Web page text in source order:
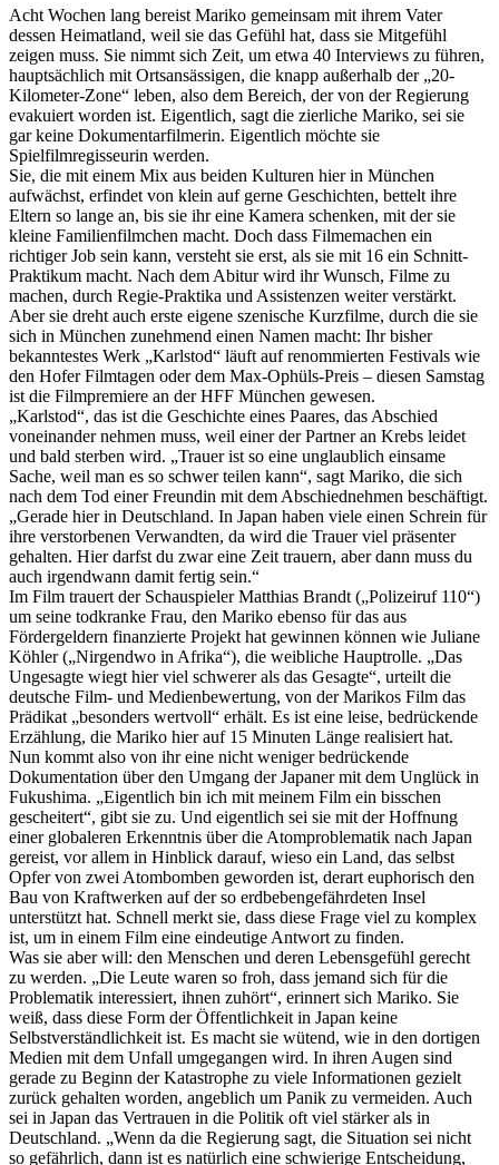
Acht Wochen lang bereist Mariko gemeinsam mit ihrem Vater
dessen Heimatland, weil sie das Gefühl hat, dass sie Mitgefühl
zeigen muss. Sie nimmt sich Zeit, um etwa 40 Interviews zu führen,
hauptsächlich mit Ortsansässigen, die knapp außerhalb der „20-
Kilometer-Zone“ leben, also dem Bereich, der von der Regierung
evakuiert worden ist. Eigentlich, sagt die zierliche Mariko, sei sie
gar keine Dokumentarfilmerin. Eigentlich möchte sie
Spielfilmregisseurin werden.
Sie, die mit einem Mix aus beiden Kulturen hier in München
aufwächst, erfindet von klein auf gerne Geschichten, bettelt ihre
Eltern so lange an, bis sie ihr eine Kamera schenken, mit der sie
kleine Familienfilmchen macht. Doch dass Filmemachen ein
richtiger Job sein kann, versteht sie erst, als sie mit 16 ein Schnitt-
Praktikum macht. Nach dem Abitur wird ihr Wunsch, Filme zu
machen, durch Regie-Praktika und Assistenzen weiter verstärkt.
Aber sie dreht auch erste eigene szenische Kurzfilme, durch die sie
sich in München zunehmend einen Namen macht: Ihr bisher
bekanntestes Werk „Karlstod“ läuft auf renommierten Festivals wie
den Hofer Filmtagen oder dem Max-Ophüls-Preis – diesen Samstag
ist die Filmpremiere an der HFF München gewesen.
„Karlstod“, das ist die Geschichte eines Paares, das Abschied
voneinander nehmen muss, weil einer der Partner an Krebs leidet
und bald sterben wird. „Trauer ist so eine unglaublich einsame
Sache, weil man es so schwer teilen kann“, sagt Mariko, die sich
nach dem Tod einer Freundin mit dem Abschiednehmen beschäftigt.
„Gerade hier in Deutschland. In Japan haben viele einen Schrein für
ihre verstorbenen Verwandten, da wird die Trauer viel präsenter
gehalten. Hier darfst du zwar eine Zeit trauern, aber dann muss du
auch irgendwann damit fertig sein.“
Im Film trauert der Schauspieler Matthias Brandt („Polizeiruf 110“)
um seine todkranke Frau, den Mariko ebenso für das aus
Fördergeldern finanzierte Projekt hat gewinnen können wie Juliane
Köhler („Nirgendwo in Afrika“), die weibliche Hauptrolle. „Das
Ungesagte wiegt hier viel schwerer als das Gesagte“, urteilt die
deutsche Film- und Medienbewertung, von der Marikos Film das
Prädikat „besonders wertvoll“ erhält. Es ist eine leise, bedrückende
Erzählung, die Mariko hier auf 15 Minuten Länge realisiert hat.
Nun kommt also von ihr eine nicht weniger bedrückende
Dokumentation über den Umgang der Japaner mit dem Unglück in
Fukushima. „Eigentlich bin ich mit meinem Film ein bisschen
gescheitert“, gibt sie zu. Und eigentlich sei sie mit der Hoffnung
einer globaleren Erkenntnis über die Atomproblematik nach Japan
gereist, vor allem in Hinblick darauf, wieso ein Land, das selbst
Opfer von zwei Atombomben geworden ist, derart euphorisch den
Bau von Kraftwerken auf der so erdbebengefährdeten Insel
unterstützt hat. Schnell merkt sie, dass diese Frage viel zu komplex
ist, um in einem Film eine eindeutige Antwort zu finden.
Was sie aber will: den Menschen und deren Lebensgefühl gerecht
zu werden. „Die Leute waren so froh, dass jemand sich für die
Problematik interessiert, ihnen zuhört“, erinnert sich Mariko. Sie
weiß, dass diese Form der Öffentlichkeit in Japan keine
Selbstverständlichkeit ist. Es macht sie wütend, wie in den dortigen
Medien mit dem Unfall umgegangen wird. In ihren Augen sind
gerade zu Beginn der Katastrophe zu viele Informationen gezielt
zurück gehalten worden, angeblich um Panik zu vermeiden. Auch
sei in Japan das Vertrauen in die Politik oft viel stärker als in
Deutschland. „Wenn da die Regierung sagt, die Situation sei nicht
so gefährlich, dann ist es natürlich eine schwierige Entscheidung,